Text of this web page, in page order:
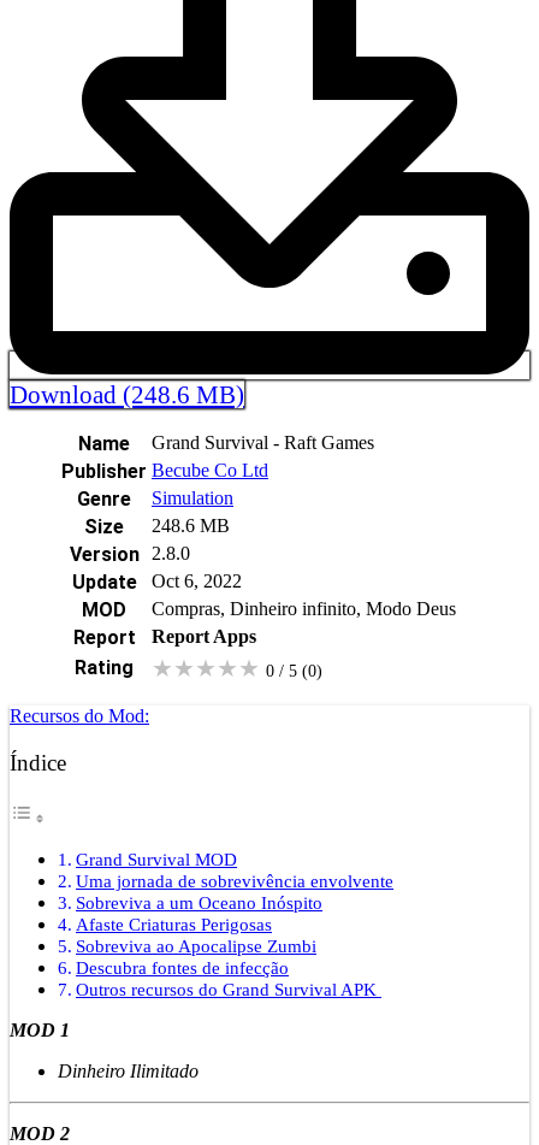
Download (248.6 MB)
Name Grand Survival - Raft Games
Publisher Becube Co Ltd
Genre Simulation
Size 248.6 MB
Version 2.8.0
Update Oct 6, 2022
MOD Compras, Dinheiro infinito, Modo Deus
Report Report Apps
Rating ★★★★★ 0 / 5 (0)
Recursos do Mod:
Índice
Grand Survival MOD
Uma jornada de sobrevivência envolvente
Sobreviva a um Oceano Inóspito
Afaste Criaturas Perigosas
Sobreviva ao Apocalipse Zumbi
Descubra fontes de infecção
Outros recursos do Grand Survival APK
MOD 1
Dinheiro Ilimitado
MOD 2